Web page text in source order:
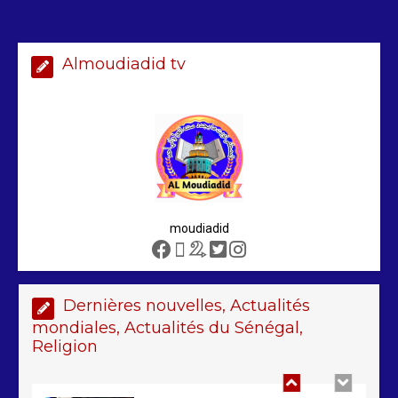
Almoudiadid tv
moudiadid
Dernières nouvelles, Actualités
mondiales, Actualités du Sénégal,
Religion
sénégalais au Maroc : mandat
international en cause
2 min 208
Sénégal – FMI : les discussions se